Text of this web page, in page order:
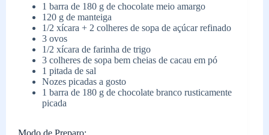
1 barra de 180 g de chocolate meio amargo
120 g de manteiga
1/2 xícara + 2 colheres de sopa de açúcar refinado
3 ovos
1/2 xícara de farinha de trigo
3 colheres de sopa bem cheias de cacau em pó
1 pitada de sal
Nozes picadas a gosto
1 barra de 180 g de chocolate branco rusticamente
picada
Modo de Preparo: